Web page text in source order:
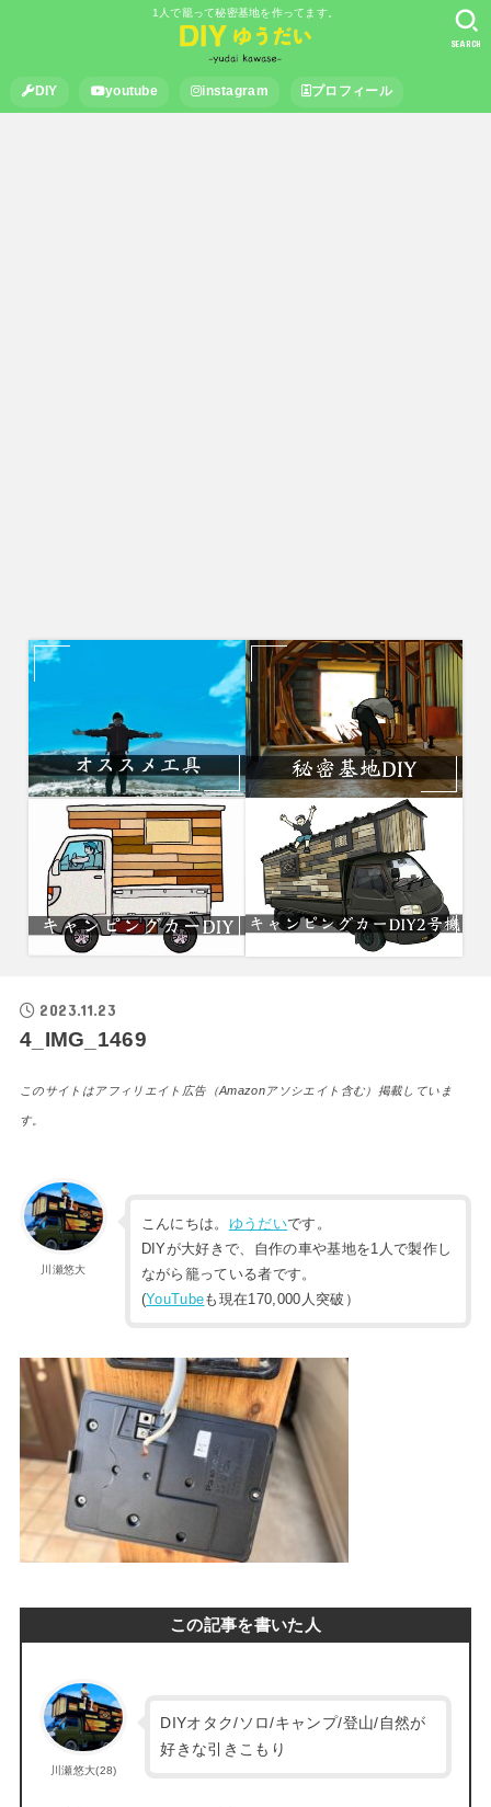
1人で籠って秘密基地を作ってます。
DIY youtube instagram プロフィール
SEARCH
2023.11.23
4_IMG_1469
このサイトはアフィリエイト広告（Amazonアソシエイト含む）掲載していま
す。
川瀬悠大
こんにちは。 ゆうだいです。
DIYが大好きで、自作の車や基地を1人で製作し
ながら籠っている者です。
(YouTubeも現在170,000人突破）
この記事を書いた人
川瀬悠大(28)
DIYオタク/ソロ/キャンプ/登山/自然が
好きな引きこもり